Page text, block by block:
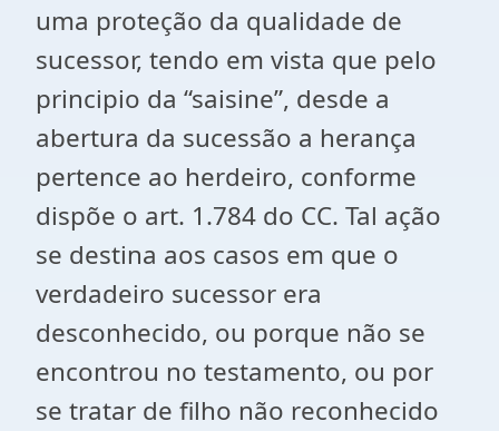
uma proteção da qualidade de
sucessor, tendo em vista que pelo
principio da “saisine”, desde a
abertura da sucessão a herança
pertence ao herdeiro, conforme
dispõe o art. 1.784 do CC. Tal ação
se destina aos casos em que o
verdadeiro sucessor era
desconhecido, ou porque não se
encontrou no testamento, ou por
se tratar de filho não reconhecido